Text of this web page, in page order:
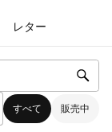
レター
すべて 販売中